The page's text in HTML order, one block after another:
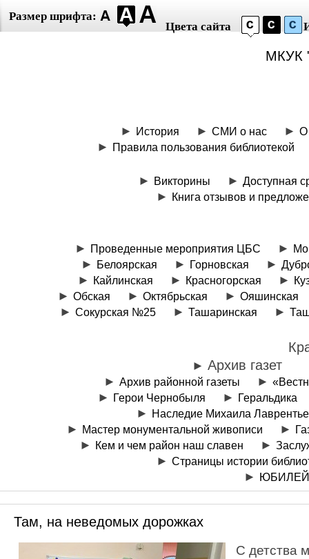
Размер шрифта:
Цвета сайта
МКУК
История СМИ о нас
О
Правила пользования библиотекой
Викторины
Доступная
Книга отзывов и
Проведенные мероприятия ЦБС
Белоярская
Горновская
Кайлинская
Красногорская
Обская
Октябрьская
Ояшинская
Сокурская №25
Ташаринская
Архив газет
Архив районной газеты
Герои Чернобыля
Геральдика
Наследие Михаила
Мастер монументальной живописи
Кем и чем район наш славен
Страницы истории
Там, на неведомых дорожках
С детства